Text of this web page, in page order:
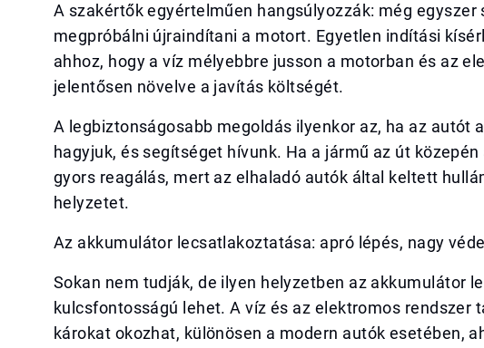
A szakértők egyértelműen hangsúlyozzák: még egyszer
megpróbálni újraindítani a motort. Egyetlen indítási
ahhoz, hogy a víz mélyebbre jusson a motorban és az
jelentősen növelve a javítás költségét.
A legbiztonságosabb megoldás ilyenkor az, ha az autót
hagyjuk, és segítséget hívunk. Ha a jármű az út
gyors reagálás, mert az elhaladó autók által keltett
helyzetet.
Az akkumulátor lecsatlakoztatása: apró lépés, nagy
Sokan nem tudják, de ilyen helyzetben az akkumulátor
kulcsfontosságú lehet. A víz és az elektromos rendszer
károkat okozhat, különösen a modern autók esetében,